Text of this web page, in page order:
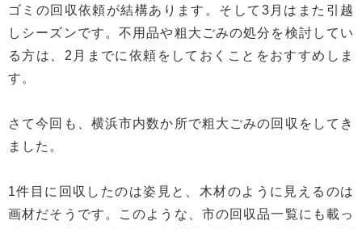
ゴミの回収依頼が結構あります。そして3月はまた引越
しシーズンです。不用品や粗大ごみの処分を検討してい
る方は、2月までに依頼をしておくことをおすすめしま
す。
さて今回も、横浜市内数か所で粗大ごみの回収をしてき
ました。
1件目に回収したのは姿見と、木材のように見えるのは
画材だそうです。このような、市の回収品一覧にも載っ